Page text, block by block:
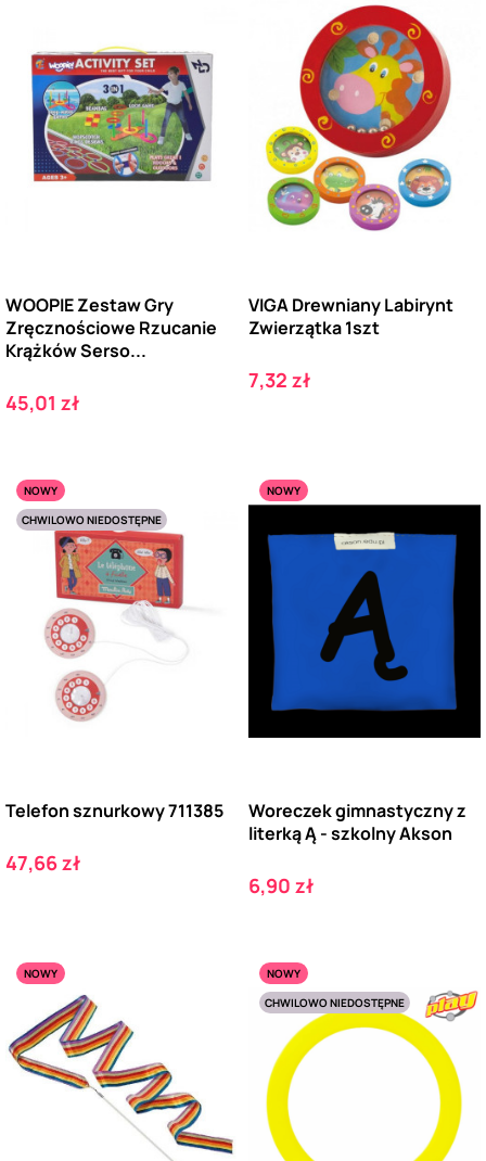
WOOPIE Zestaw Gry
Zręcznościowe Rzucanie
Krążków Serso...
Cena
45,01 zł
VIGA Drewniany Labirynt
Zwierzątka 1szt
Cena
7,32 zł
NOWY
CHWILOWO NIEDOSTĘPNE
Telefon sznurkowy 711385
Cena
47,66 zł
NOWY
Woreczek gimnastyczny z
literką Ą - szkolny Akson
Cena
6,90 zł
NOWY
NOWY
CHWILOWO NIEDOSTĘPNE